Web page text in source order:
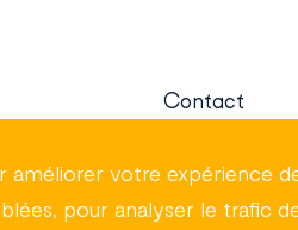
Contact
Nos métiers
votre expérience
pour analyser le trafic